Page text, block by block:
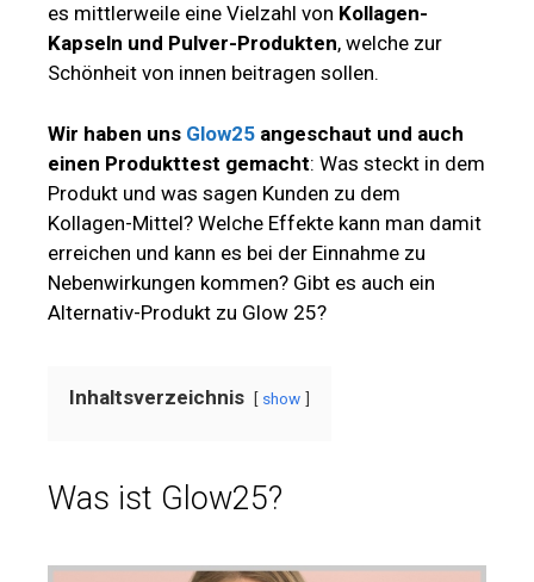
es mittlerweile eine Vielzahl von Kollagen-
Kapseln und Pulver-Produkten, welche zur
Schönheit von innen beitragen sollen.
Wir haben uns Glow25 angeschaut und auch
einen Produkttest gemacht: Was steckt in dem
Produkt und was sagen Kunden zu dem
Kollagen-Mittel? Welche Effekte kann man damit
erreichen und kann es bei der Einnahme zu
Nebenwirkungen kommen? Gibt es auch ein
Alternativ-Produkt zu Glow 25?
Inhaltsverzeichnis show
Was ist Glow25?